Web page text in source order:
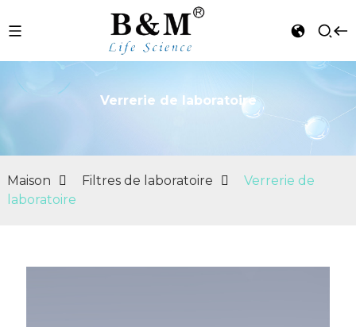
Verrerie de laboratoire
Maison Filtres de laboratoire
Verrerie de
laboratoire